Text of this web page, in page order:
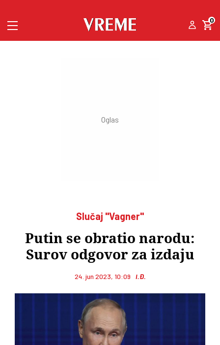
0
Slučaj "Vagner"
Putin se obratio narodu:
Surov odgovor za izdaju
24. jun 2023, 10:09 I.Đ.